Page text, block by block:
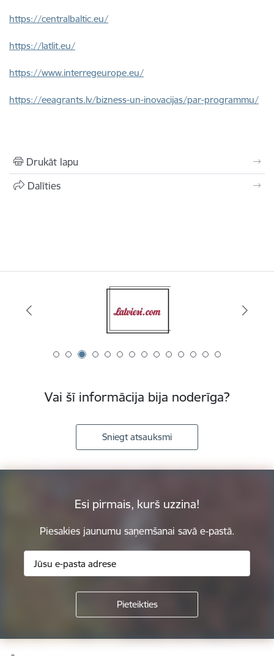
https://centralbaltic.eu/
https://latlit.eu/
https://www.interregeurope.eu/
https://eeagrants.lv/bizness-un-inovacijas/par-programmu/
Drukāt lapu
Dalīties
Vai šī informācija bija noderīga?
Sniegt atsauksmi
Esi pirmais, kurš uzzina!
Piesakies jaunumu saņemšanai savā e-pastā.
Kājene